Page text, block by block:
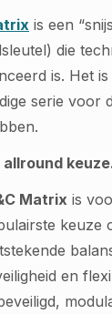
is een
die
is. Het
serie voor
allround
Matrix is
keuze
en